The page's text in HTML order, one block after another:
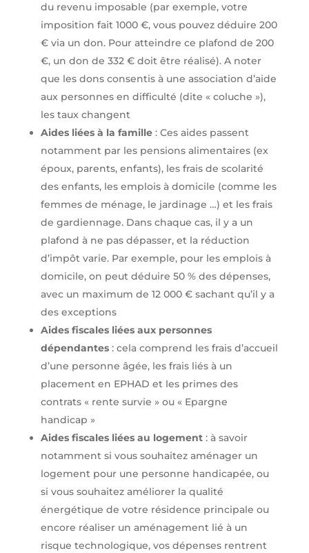
du revenu imposable (par exemple, votre
imposition fait 1000 €, vous pouvez déduire 200
€ via un don. Pour atteindre ce plafond de 200
€, un don de 332 € doit être réalisé). A noter
que les dons consentis à une association d’aide
aux personnes en difficulté (dite « coluche »),
les taux changent
Aides liées à la famille: Ces aides passent
notamment par les pensions alimentaires (ex
époux, parents, enfants), les frais de scolarité
des enfants, les emplois à domicile (comme les
femmes de ménage, le jardinage …) et les frais
de gardiennage. Dans chaque cas, il y a un
plafond à ne pas dépasser, et la réduction
d’impôt varie. Par exemple, pour les emplois à
domicile, on peut déduire 50 % des dépenses,
avec un maximum de 12 000 € sachant qu’il y a
des exceptions
Aides fiscales liées aux personnes
dépendantes: cela comprend les frais d’accueil
d’une personne âgée, les frais liés à un
placement en EPHAD et les primes des
contrats « rente survie » ou « Epargne
handicap »
Aides fiscales liées au logement: à savoir
notamment si vous souhaitez aménager un
logement pour une personne handicapée, ou
si vous souhaitez améliorer la qualité
énergétique de votre résidence principale ou
encore réaliser un aménagement lié à un
risque technologique, vos dépenses rentrent